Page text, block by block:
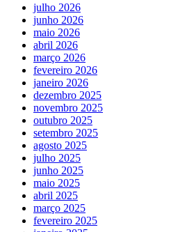
julho 2026
junho 2026
maio 2026
abril 2026
março 2026
fevereiro 2026
janeiro 2026
dezembro 2025
novembro 2025
outubro 2025
setembro 2025
agosto 2025
julho 2025
junho 2025
maio 2025
abril 2025
março 2025
fevereiro 2025